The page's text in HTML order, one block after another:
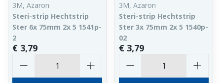
3M, Azaron
Steri-strip Hechtstrip
Ster 6x 75mm 2x 5 1541p-
2
€ 3,79
3M, Azaron
Steri-strip Hechtstrip
Ster 3x 75mm 2x 5 1540p-
02
€ 3,79